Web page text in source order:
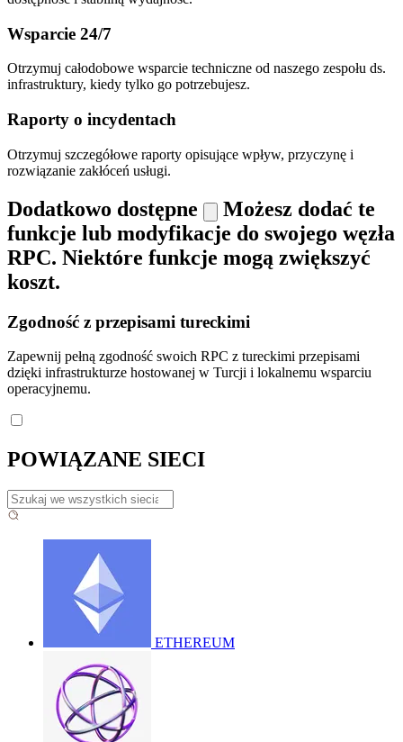
Wsparcie 24/7
Otrzymuj całodobowe wsparcie techniczne od naszego zespołu ds.
infrastruktury, kiedy tylko go potrzebujesz.
Raporty o incydentach
Otrzymuj szczegółowe raporty opisujące wpływ, przyczynę i
rozwiązanie zakłóceń usługi.
Dodatkowo dostępne
Możesz dodać te
funkcje lub modyfikacje do swojego węzła
RPC. Niektóre funkcje mogą zwiększyć
koszt.
Zgodność z przepisami tureckimi
Zapewnij pełną zgodność swoich RPC z tureckimi przepisami
dzięki infrastrukturze hostowanej w Turcji i lokalnemu wsparciu
operacyjnemu.
POWIĄZANE SIECI
ETHEREUM